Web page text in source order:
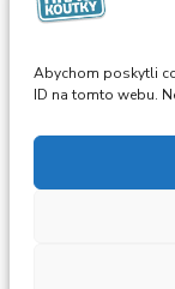
Abychom poskytli
ID na tomto webu.